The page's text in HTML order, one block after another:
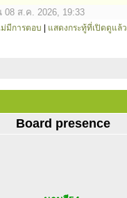
08 ส.ค. 2026, 19:33
มีการตอบ แสดงกระทู้ที่เปิดดูแล้ว
Board presence